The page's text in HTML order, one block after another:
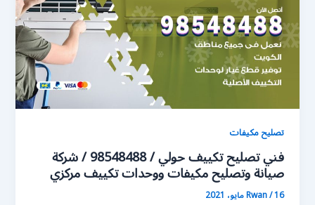
تصليح مكيفات
فني تصليح تكييف حولي / 98548488 / شركة
صيانة وتصليح مكيفات ووحدات تكييف مركزي
Rwan/16 مايو، 2021